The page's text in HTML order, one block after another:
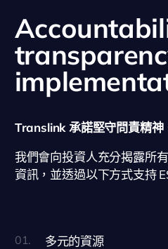
Translink 承諾堅守問責精神
我們會向投資人充分揭露所
資訊，並透過以下方式支持
01. 多元的資源